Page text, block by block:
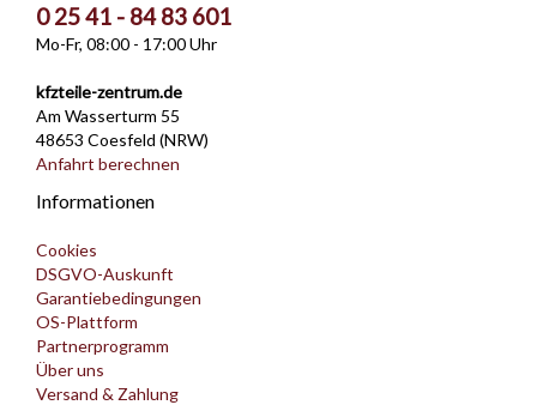
0 25 41 - 84 83 601
Mo-Fr, 08:00 - 17:00 Uhr
kfzteile-zentrum.de
Am Wasserturm 55
48653 Coesfeld (NRW)
Anfahrt berechnen
Informationen
Cookies
DSGVO-Auskunft
Garantiebedingungen
OS-Plattform
Partnerprogramm
Über uns
Versand & Zahlung